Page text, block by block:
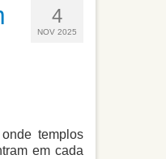
4
NOV 2025
templos
em cada